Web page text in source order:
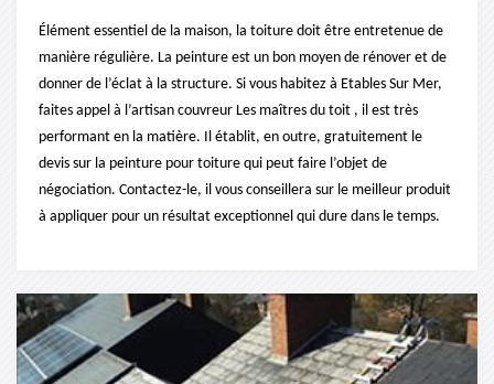
Élément essentiel de la maison, la toiture doit être entretenue de
manière régulière. La peinture est un bon moyen de rénover et de
donner de l’éclat à la structure. Si vous habitez à Etables Sur Mer,
faites appel à l’artisan couvreur Les maîtres du toit , il est très
performant en la matière. Il établit, en outre, gratuitement le
devis sur la peinture pour toiture qui peut faire l’objet de
négociation. Contactez-le, il vous conseillera sur le meilleur produit
à appliquer pour un résultat exceptionnel qui dure dans le temps.